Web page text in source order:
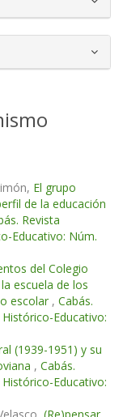
El grupo
de la educación
Revista
Educativo: Núm.
del Colegio
escuela de los
escolar , Cabás.
Educativo:
(1939-1951) y su
, Cabás.
Educativo: